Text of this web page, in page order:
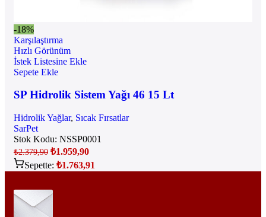
-18%
Karşılaştırma
Hızlı Görünüm
İstek Listesine Ekle
Sepete Ekle
SP Hidrolik Sistem Yağı 46 15 Lt
Hidrolik Yağlar, Sıcak Fırsatlar
SarPet
Stok Kodu: NSSP0001
₺2.379,90 ₺1.959,90
Sepette: ₺1.763,91